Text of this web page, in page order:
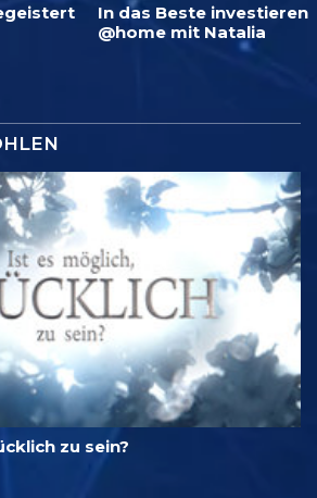
In das Beste investieren
@home mit Natalia
zu sein?